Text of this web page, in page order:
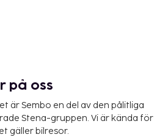
på oss
är Sembo en del av den pålitliga
Stena-gruppen. Vi är kända för
gäller bilresor.